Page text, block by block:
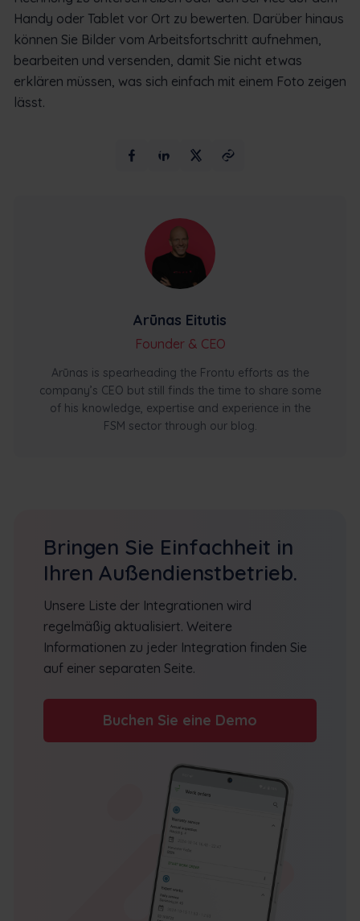
Handy oder Tablet vor Ort zu bewerten. Darüber hinaus
können Sie Bilder vom Arbeitsfortschritt aufnehmen,
bearbeiten und versenden, damit Sie nicht etwas
erklären müssen, was sich einfach mit einem Foto zeigen
lässt.
Arūnas Eitutis
Founder & CEO
Arūnas is spearheading the Frontu efforts as the
company’s CEO but still finds the time to share some
of his knowledge, expertise and experience in the
FSM sector through our blog.
Bringen Sie Einfachheit in
Ihren Außendienstbetrieb.
Unsere Liste der Integrationen wird
regelmäßig aktualisiert. Weitere
Informationen zu jeder Integration finden Sie
auf einer separaten Seite.
Buchen Sie eine Demo